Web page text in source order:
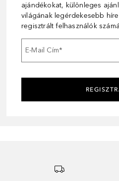
ajándékokat, különleges
világának legérdekesebb
regisztrált felhasználók
E-Mail Cím*